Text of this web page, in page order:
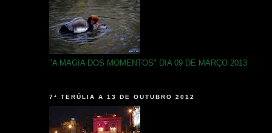
"A MAGIA DOS MOMENTOS" DIA 09 DE MARÇO 2013
7ª TERÚLIA A 13 DE OUTUBRO 2012